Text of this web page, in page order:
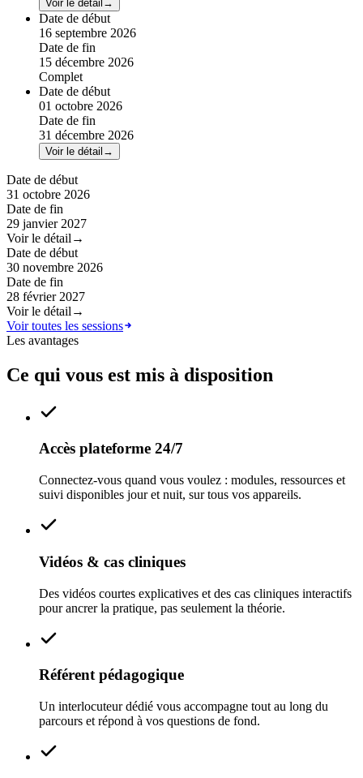
Voir le détail →
Date de début
16 septembre 2026
Date de fin
15 décembre 2026
Complet
Date de début
01 octobre 2026
Date de fin
31 décembre 2026
Voir le détail →
Date de début
31 octobre 2026
Date de fin
29 janvier 2027
Voir le détail →
Date de début
30 novembre 2026
Date de fin
28 février 2027
Voir le détail →
Voir toutes les sessions
Les avantages
Ce qui vous est mis à disposition
Accès plateforme 24/7
Connectez-vous quand vous voulez : modules, ressources et
suivi disponibles jour et nuit, sur tous vos appareils.
Vidéos & cas cliniques
Des vidéos courtes explicatives et des cas cliniques interactifs
pour ancrer la pratique, pas seulement la théorie.
Référent pédagogique
Un interlocuteur dédié vous accompagne tout au long du
parcours et répond à vos questions de fond.